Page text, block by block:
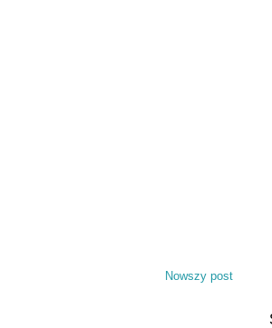
Nowszy post